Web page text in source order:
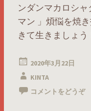
ンダンマカロシ
マン 」煩悩を焼
きて生きましょう
2020年3月22日
KINTA
コメントをどうぞ